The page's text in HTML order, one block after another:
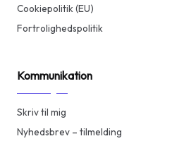
Cookiepolitik (EU)
Fortrolighedspolitik
Kommunikation
Skriv til mig
Nyhedsbrev – tilmelding